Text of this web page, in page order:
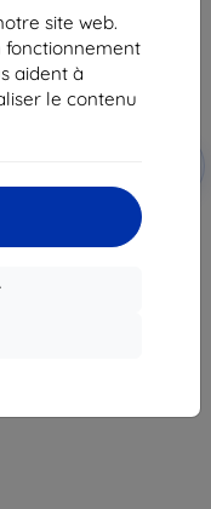
site web.
fonctionnement
aident à
le contenu
coupon
Book Étui magnétique
Oppo RENO 13 FS noir